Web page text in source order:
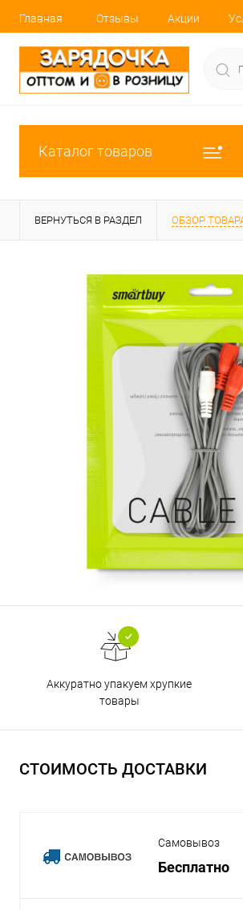
Главная Отзывы Акции
Каталог товаров
ВЕРНУТЬСЯ В РАЗДЕЛ ОБЗОР
Аккуратно упакуем хрупкие
товары
СТОИМОСТЬ ДОСТАВКИ
Самовывоз
Бесплатно